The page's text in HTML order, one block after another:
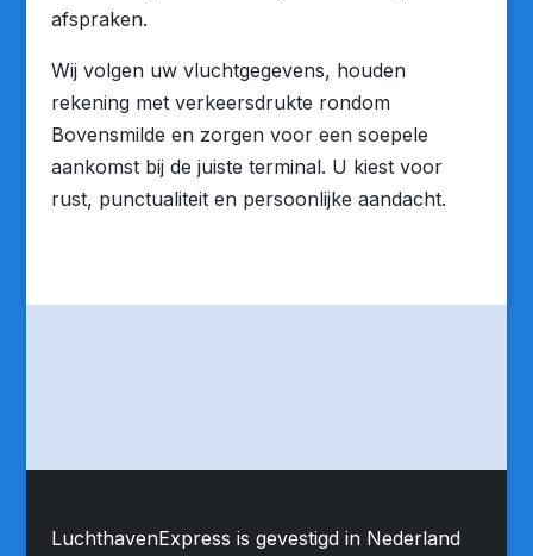
afspraken.
Wij volgen uw vluchtgegevens, houden
rekening met verkeersdrukte rondom
Bovensmilde en zorgen voor een soepele
aankomst bij de juiste terminal. U kiest voor
rust, punctualiteit en persoonlijke aandacht.
LuchthavenExpress is gevestigd in Nederland